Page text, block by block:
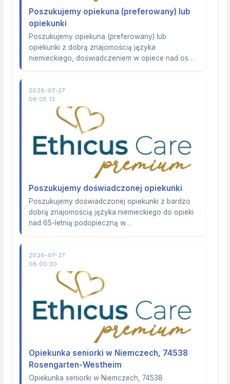
Poszukujemy opiekuna (preferowany) lub
opiekunki
Poszukujemy opiekuna (preferowany) lub
opiekunki z dobrą znajomością języka
niemieckiego, doświadczeniem w opiece nad os…
2026-07-27
08:05:13
Poszukujemy doświadczonej opiekunki
Poszukujemy doświadczonej opiekunki z bardzo
dobrą znajomością języka niemieckiego do opieki
nad 65-letnią podopieczną w…
2026-07-27
08:00:20
Opiekunka seniorki w Niemczech, 74538
Rosengarten-Westheim
Opiekunka seniorki w Niemczech, 74538